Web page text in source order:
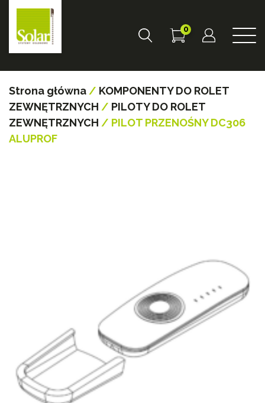
0
Strona główna / KOMPONENTY DO ROLET
ZEWNĘTRZNYCH / PILOTY DO ROLET
ZEWNĘTRZNYCH / PILOT PRZENOŚNY DC306
ALUPROF